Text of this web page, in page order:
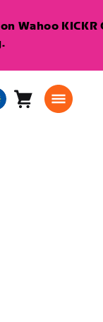
Wahoo KICKR
Cart0